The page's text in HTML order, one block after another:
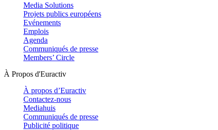
Media Solutions
Projets publics européens
Evénements
Emplois
Agenda
Communiqués de presse
Members’ Circle
À Propos d'Euractiv
À propos d’Euractiv
Contactez-nous
Mediahuis
Communiqués de presse
Publicité politique